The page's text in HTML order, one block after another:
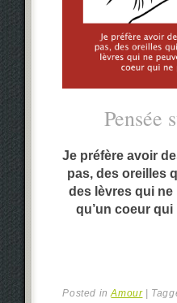
Pensée
Je préfère avoir
pas, des oreilles
des lèvres qui
qu’un coeur
Posted inAmour |